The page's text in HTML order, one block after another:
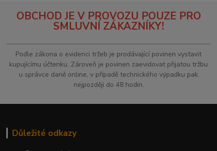
OBCHOD JE V PROVOZU POUZE PRO
SMLUVNÍ ZÁKAZNÍKY!
Podle zákona o evidenci tržeb je prodávající povinen vystavit
kupujícímu účtenku. Zároveň je povinen zaevidovat přijatou tržbu
u správce daně online, v případě technického výpadku pak
nejpozději do 48 hodin.
Důležité odkazy